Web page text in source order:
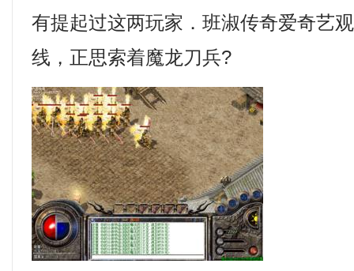
有提起过这两玩家．班淑传奇爱奇艺
线，正思索着魔龙刀兵?